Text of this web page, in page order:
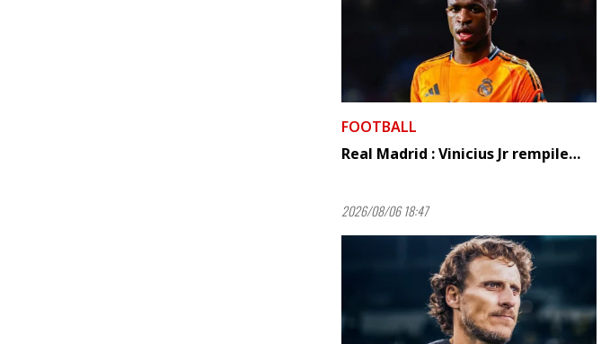
FOOTBALL
Real Madrid : Vinicius Jr rempile…
2026/08/06 18:47